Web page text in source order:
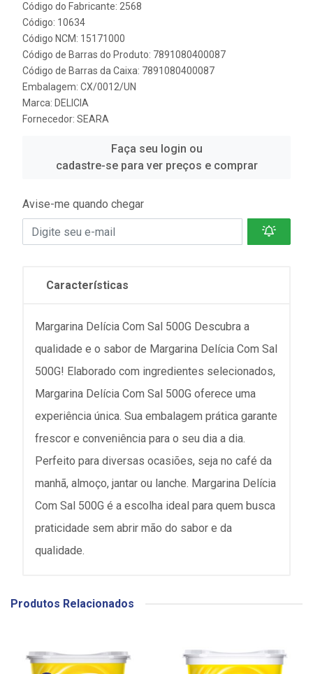
Código do Fabricante: 2568
Código: 10634
Código NCM: 15171000
Código de Barras do Produto: 7891080400087
Código de Barras da Caixa: 7891080400087
Embalagem: CX/0012/UN
Marca: DELICIA
Fornecedor: SEARA
Faça seu login ou
cadastre-se para ver preços e comprar
Avise-me quando chegar
Características
Margarina Delícia Com Sal 500G Descubra a
qualidade e o sabor de Margarina Delícia Com Sal
500G! Elaborado com ingredientes selecionados,
Margarina Delícia Com Sal 500G oferece uma
experiência única. Sua embalagem prática garante
frescor e conveniência para o seu dia a dia.
Perfeito para diversas ocasiões, seja no café da
manhã, almoço, jantar ou lanche. Margarina Delícia
Com Sal 500G é a escolha ideal para quem busca
praticidade sem abrir mão do sabor e da
qualidade.
Produtos Relacionados